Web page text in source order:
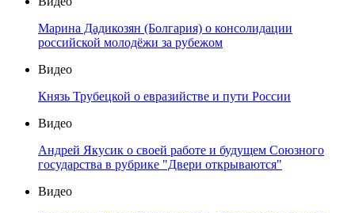
Видео
КУЛЬТУРНЫЙ ФРОНТ. Роман Рыкалов (группа ЕЩЁ):
русский рок за русский #Донбасс
Видео
Дюк Мишель Нгебана - внук белорусского партизана
Видео
Степанюк Александр (Киргизия) об экономических
особенностях русской диаспоры
Видео